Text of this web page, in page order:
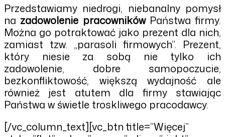
Przedstawiamy niedrogi, niebanalny pomysł
na zadowolenie pracownikówPaństwa firmy.
Można go potraktować jako prezent dla nich,
zamiast tzw. „parasoli firmowych”. Prezent,
który niesie za sobą nie tylko ich
zadowolenie, dobre samopoczucie,
bezkonfliktowość, większą wydajność ale
również jest atutem dla firmy stawiając
Państwa w świetle troskliwego pracodawcy.
[/vc_column_text][vc_btn title=”Więcej”